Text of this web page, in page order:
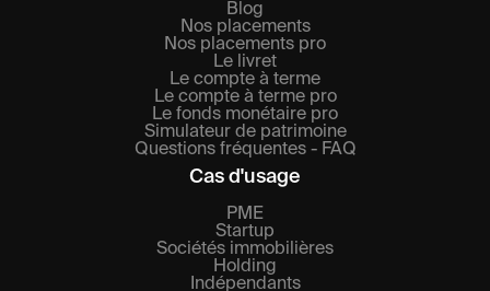
Blog
Nos placements
Nos placements pro
Le livret
Le compte à terme
Le compte à terme pro
Le fonds monétaire pro
Simulateur de patrimoine
Questions fréquentes - FAQ
Cas d'usage
PME
Startup
Sociétés immobilières
Holding
Indépendants